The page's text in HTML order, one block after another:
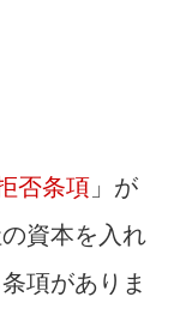
否条項 」が
資本を入れ
項がありま